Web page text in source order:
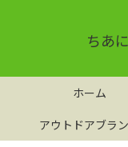
ちあ
ホーム
アウトドアブラ